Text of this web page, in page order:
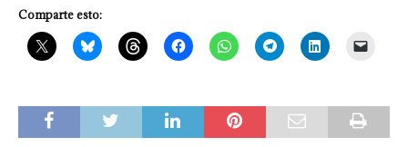
Comparte esto: